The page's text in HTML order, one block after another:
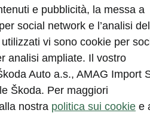
Front
Il «Front
del pericolo
inevitabile
e pubblicità, la messa a
social network e l’analisi del
vi sono cookie per
analisi ampliate. Il vostro
Auto a.s., AMAG Import
Škoda. Per maggiori
nostra politica sui cookie e